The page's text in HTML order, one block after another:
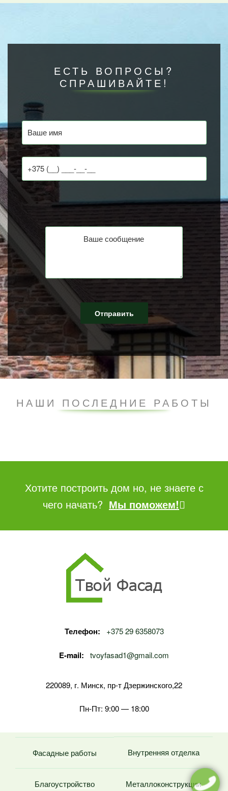
ЕСТЬ ВОПРОСЫ?
СПРАШИВАЙТЕ!
НАШИ ПОСЛЕДНИЕ РАБОТЫ
Хотите построить дом но, не знаете с
чего начать? Мы поможем!
Телефон: +375 29 6358073
E-mail: tvoyfasad1@gmail.com
220089, г. Минск, пр-т Дзержинского,22
Пн-Пт: 9:00 — 18:00
Фасадные работы Внутренняя отделка
Благоустройство Металлоконструкции